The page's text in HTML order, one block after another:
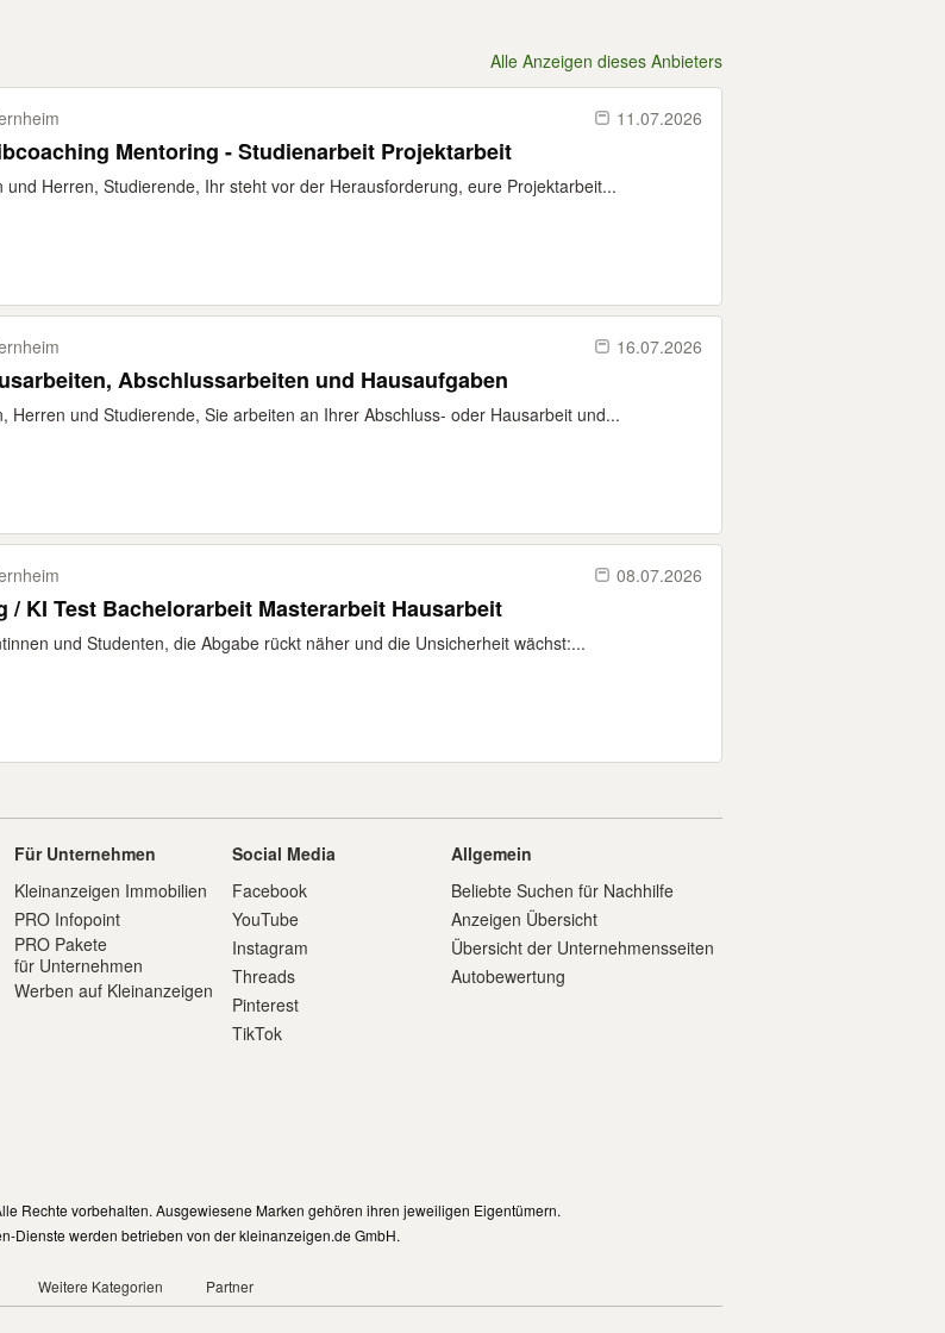
Alle Anzeigen dieses Anbieters
11.07.2026
Mentoring - Studienarbeit Projektarbeit
und Herren, Studierende, Ihr steht vor der Herausforderung, eure Projektarbeit...
16.07.2026
Abschlussarbeiten und Hausaufgaben
Herren und Studierende, Sie arbeiten an Ihrer Abschluss- oder Hausarbeit und...
08.07.2026
/ KI Test Bachelorarbeit Masterarbeit Hausarbeit
und Studenten, die Abgabe rückt näher und die Unsicherheit wächst:...
Für Unternehmen
Kleinanzeigen Immobilien
PRO Infopoint
PRO Pakete
für Unternehmen
Werben auf Kleinanzeigen
Social Media
Facebook
YouTube
Instagram
Threads
Pinterest
TikTok
Allgemein
Beliebte Suchen für Nachhilfe
Anzeigen Übersicht
Übersicht der Unternehmensseiten
Autobewertung
Rechte vorbehalten. Ausgewiesene Marken gehören ihren jeweiligen Eigentümern.
Dienste werden betrieben von der kleinanzeigen.de GmbH.
Weitere Kategorien Partner